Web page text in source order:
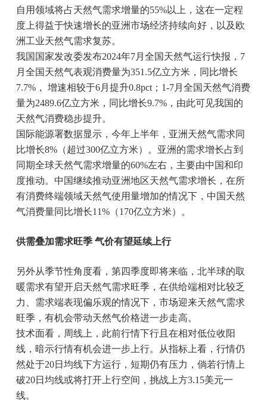
自用领域将占天然气需求增量的55%以上，这在一定程
度上得益于快速增长的亚洲市场经济持续向好，以及欧
洲工业天然气需求复苏。
我国国家发改委发布2024年7月全国天然气运行快报，7
月全国天然气表观消费量为351.5亿立方米，同比增长
7.7%， 增速相较于6月提升0.8pct；1-7月全国天然气消费
量为2489.6亿立方米，同比增长9.7%，由此可见我国的
天然气消费稳步提升。
国际能源署数据显示，今年上半年，亚洲天然气需求同
比增长8%（超过300亿立方米）。亚洲的需求增长占到
同期全球天然气需求增量的60%左右，主要由中国和印
度推动。中国继续推动亚洲地区天然气需求增长，在所
有消费终端领域天然气使用量增加的情况下，中国天然
气消费量同比增长11%（170亿立方米）。
供需叠加需求旺季 气价有望延续上行
另外从季节性角度看，第四季度即将来临，北半球的取
暖需求有望开启天然气需求旺季，在供给端相对比较乏
力、需求端表现偏乐观的情况下，市场迎来天然气需求
旺季，有机会带动天然气价格进一步走高。
技术面看，周线上，此前行情下行且在相对低位收阳
线，暗示行情有机会进一步上行。从指标上看，行情仍
然处于20日均线下方运行，短期仍有压力，倘若行情上
破20日均线或将打开上行空间，挑战上方3.15美元一
线。